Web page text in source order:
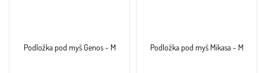
Podložka pod myš Genos - M Podložka pod myš Mikasa - M